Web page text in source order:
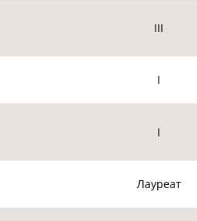
III
I
I
Лауреат